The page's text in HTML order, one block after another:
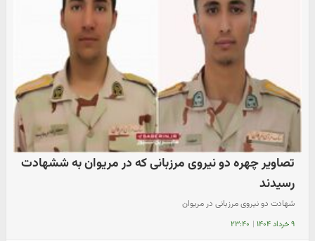
تصاویر چهره دو نیروی مرزبانی که در مریوان به ششهادت
رسیدند
شهادت دو نیروی مرزبانی در مریوان
۹ خرداد ۱۴۰۴ | ۲۳:۴۰